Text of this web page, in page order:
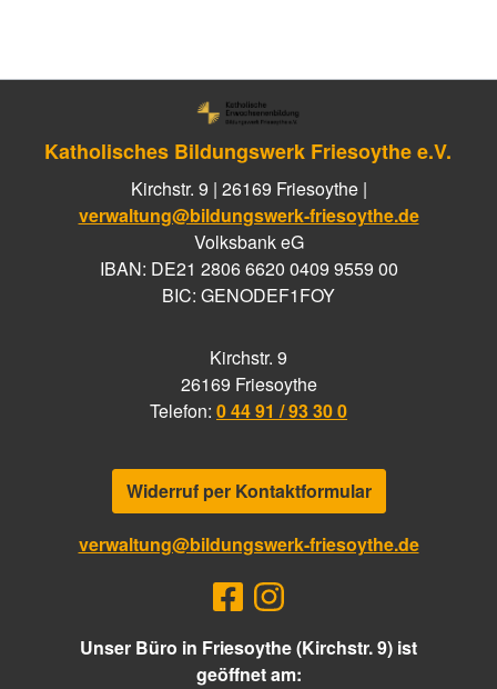
Katholisches Bildungswerk Friesoythe e.V.
Kirchstr. 9 | 26169 Friesoythe |
verwaltung@bildungswerk-friesoythe.de
Volksbank eG
IBAN: DE21 2806 6620 0409 9559 00
BIC: GENODEF1FOY
Kirchstr. 9
26169 Friesoythe
Telefon: 0 44 91 / 93 30 0
Widerruf per Kontaktformular
verwaltung@bildungswerk-friesoythe.de
Unser Büro in Friesoythe (Kirchstr. 9) ist
geöffnet am: